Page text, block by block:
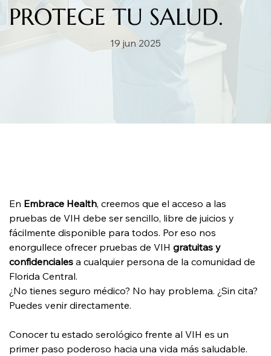
PROTEGE TU SALUD.
19 jun 2025
En Embrace Health, creemos que el acceso a las
pruebas de VIH debe ser sencillo, libre de juicios y
fácilmente disponible para todos. Por eso nos
enorgullece ofrecer pruebas de VIH gratuitas y
confidenciales a cualquier persona de la comunidad de
Florida Central.
¿No tienes seguro médico? No hay problema. ¿Sin cita?
Puedes venir directamente.
Conocer tu estado serológico frente al VIH es un
primer paso poderoso hacia una vida más saludable.